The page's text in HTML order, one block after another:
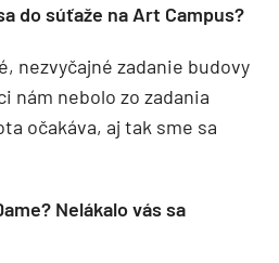
do súťaže na Art Campus?
nezvyčajné zadanie budovy
nám nebolo zo zadania
očakáva, aj tak sme sa
Nelákalo vás sa